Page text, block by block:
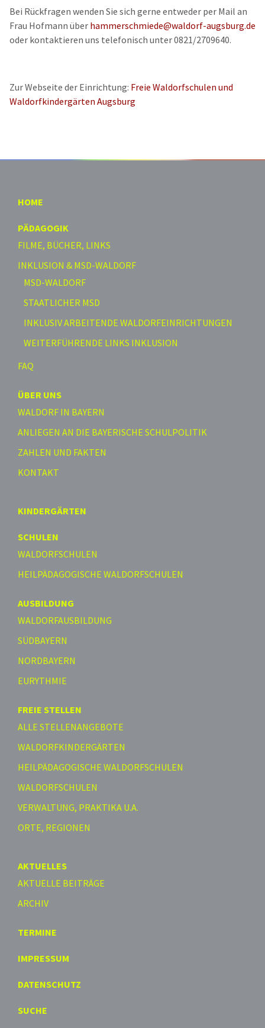
Bei Rückfragen wenden Sie sich gerne entweder per Mail an
Frau Hofmann über hammerschmiede@waldorf-augsburg.de
oder kontaktieren uns telefonisch unter 0821/2709640.
Zur Webseite der Einrichtung: Freie Waldorfschulen und
Waldorfkindergärten Augsburg
HOME
PÄDAGOGIK
FILME, BÜCHER, LINKS
INKLUSION & MSD-WALDORF
MSD-WALDORF
STAATLICHER MSD
INKLUSIV ARBEITENDE WALDORFEINRICHTUNGEN
WEITERFÜHRENDE LINKS INKLUSION
FAQ
ÜBER UNS
WALDORF IN BAYERN
ANLIEGEN AN DIE BAYERISCHE SCHULPOLITIK
ZAHLEN UND FAKTEN
KONTAKT
KINDERGÄRTEN
SCHULEN
WALDORFSCHULEN
HEILPÄDAGOGISCHE WALDORFSCHULEN
AUSBILDUNG
WALDORFAUSBILDUNG
SÜDBAYERN
NORDBAYERN
EURYTHMIE
FREIE STELLEN
ALLE STELLENANGEBOTE
WALDORFKINDERGÄRTEN
HEILPÄDAGOGISCHE WALDORFSCHULEN
WALDORFSCHULEN
VERWALTUNG, PRAKTIKA U.A.
ORTE, REGIONEN
AKTUELLES
AKTUELLE BEITRÄGE
ARCHIV
TERMINE
IMPRESSUM
DATENSCHUTZ
SUCHE